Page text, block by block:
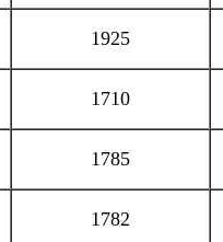
1925
1710
1785
1782